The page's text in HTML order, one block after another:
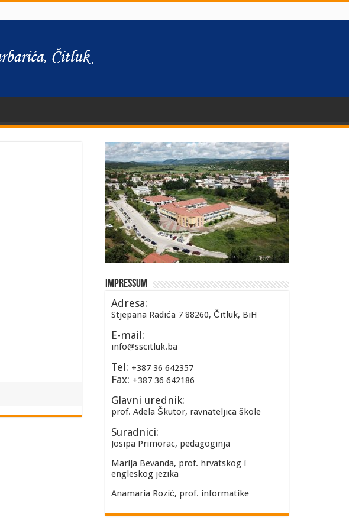
Impressum
Adresa:
Stjepana Radića 7 88260, Čitluk, BiH
E-mail:
info@sscitluk.ba
Tel: +387 36 642357
Fax: +387 36 642186
Glavni urednik:
prof. Adela Škutor, ravnateljica škole
Suradnici:
Josipa Primorac, pedagoginja
Marija Bevanda, prof. hrvatskog i
engleskog jezika
Anamaria Rozić, prof. informatike